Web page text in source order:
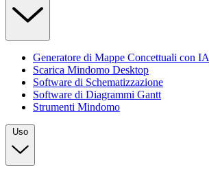
Generatore di Mappe Concettuali con IA
Scarica Mindomo Desktop
Software di Schematizzazione
Software di Diagrammi Gantt
Strumenti Mindomo
Uso